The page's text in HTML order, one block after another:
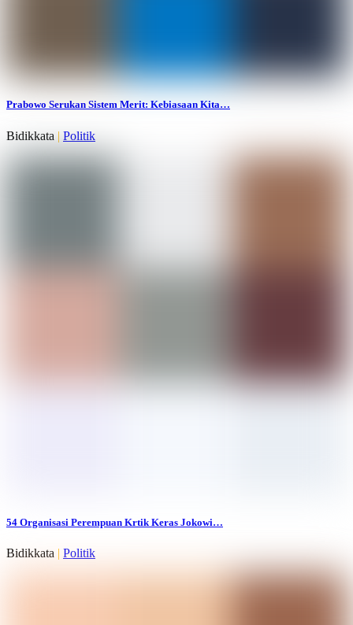
Prabowo Serukan Sistem Merit: Kebiasaan Kita…
Bidikkata | Politik
54 Organisasi Perempuan Krtik Keras Jokowi…
Bidikkata | Politik